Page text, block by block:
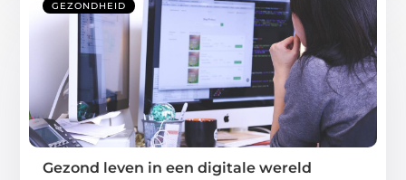
GEZONDHEID
Gezond leven in een digitale wereld